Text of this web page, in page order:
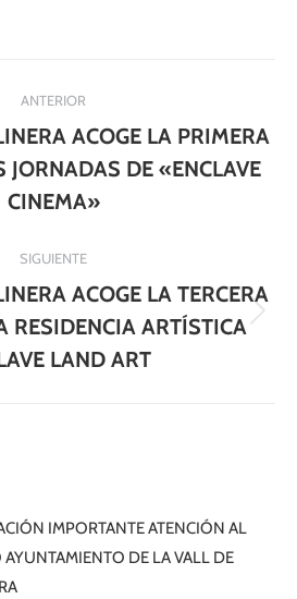
ANTERIOR
Publicación
anterior:
ACOGE LA PRIMERA
JORNADAS DE «ENCLAVE
CINEMA»
SIGUIENTE
Publicación
siguiente:
ACOGE LA TERCERA
RESIDENCIA ARTÍSTICA
LAND ART
IMPORTANTE ATENCIÓN AL
AYUNTAMIENTO DE LA VALL DE